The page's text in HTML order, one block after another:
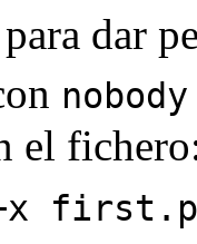
dar
nobody
el